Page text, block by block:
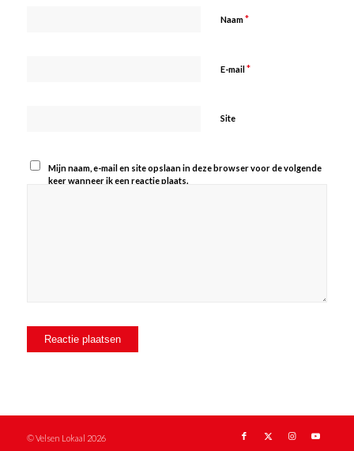
Naam*
E-mail*
Site
Mijn naam, e-mail en site opslaan in deze browser voor de volgende
keer wanneer ik een reactie plaats.
© Velsen Lokaal 2026